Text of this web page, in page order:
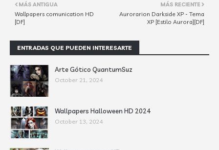
MÁS RECIENTE
Aurorarion Darkside XP - Tema
XP [Estilo Aurora][DF]
MÁS ANTIGUA
Wallpapers comunication HD
[DF]
ENTRADAS QUE PUEDEN INTERESARTE
Arte Gótico QuantumSuz
October 21, 2024
Wallpapers Halloween HD 2024
October 13, 2024